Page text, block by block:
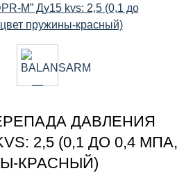
ДАВЛЕНИЯ
2,5 (0,1 ДО 0,4 МПА,
КРАСНЫЙ)